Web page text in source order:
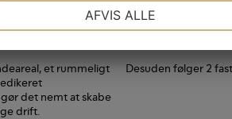
af Københavns
et rummeligt
det nemt at skabe
drift.
Bus 4A holder 100
Desuden følger 2
MARKETING STATISTIK
AFVIS ALLE